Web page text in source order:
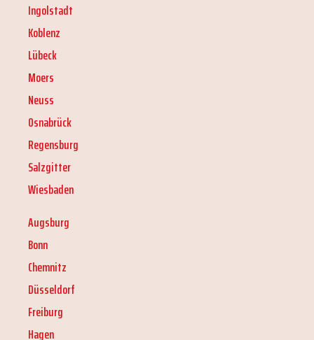
Ingolstadt
Koblenz
Lübeck
Moers
Neuss
Osnabrück
Regensburg
Salzgitter
Wiesbaden
Augsburg
Bonn
Chemnitz
Düsseldorf
Freiburg
Hagen